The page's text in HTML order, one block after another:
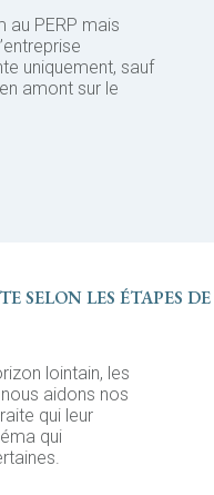
au PERP mais
uniquement, sauf
amont sur le
SELON LES ÉTAPES DE
lointain, les
aidons nos
qui leur
qui